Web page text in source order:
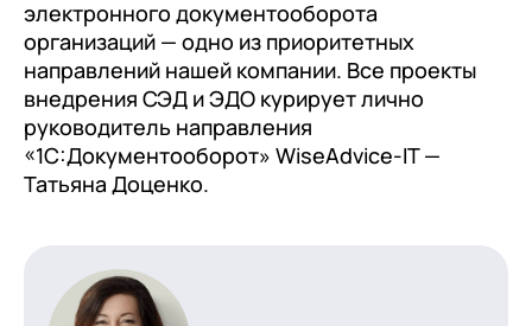
электронного документооборота
организаций — одно из приоритетных
направлений нашей компании. Все проекты
внедрения СЭД и ЭДО курирует лично
руководитель направления
«1С:Документооборот» WiseAdvice-IT —
Татьяна Доценко.